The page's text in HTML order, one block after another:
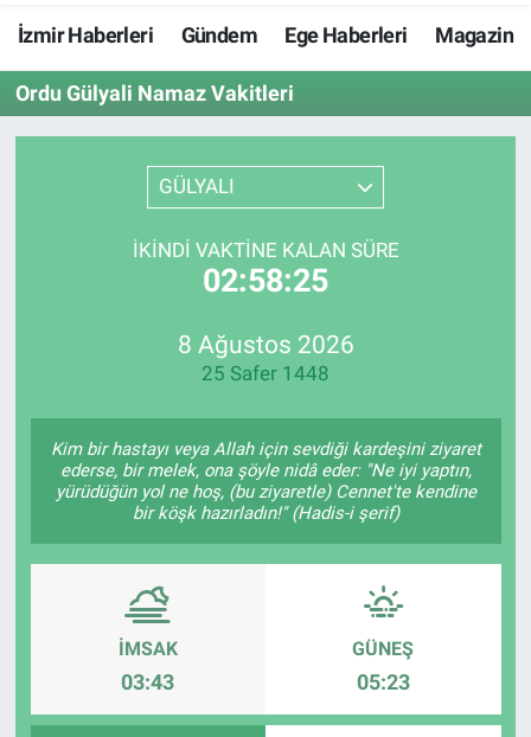
İzmir Haberleri Gündem Ege Haberleri Magazin
Ordu Gülyali Namaz Vakitleri
GÜLYALI
İKINDI VAKTINE KALAN SÜRE
02:58:25
8 Ağustos 2026
25 Safer 1448
Kim bir hastayı veya Allah için sevdiği kardeşini ziyaret
ederse, bir melek, ona şöyle nidâ eder: "Ne iyi yaptın,
yürüdüğün yol ne hoş, (bu ziyaretle) Cennet'te kendine
bir köşk hazırladın!" (Hadis-i şerif)
İMSAK
03:43
GÜNEŞ
05:23
Resmi İlanlar
Resmi Reklam